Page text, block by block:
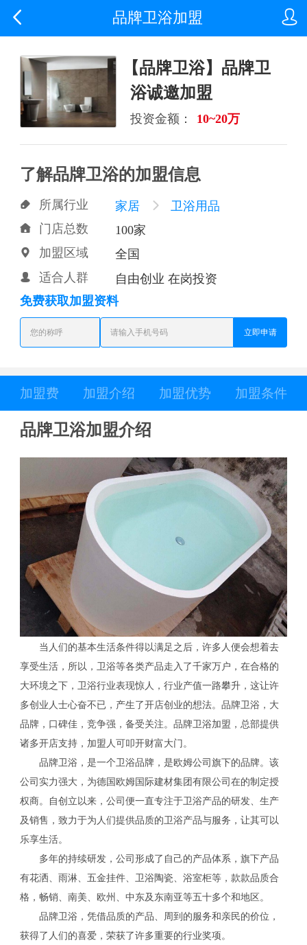

 品牌卫浴加盟
【品牌卫浴】品牌卫
浴诚邀加盟
投资金额： 10~20万
了解品牌卫浴的加盟信息
 所属行业 家居  卫浴用品
 门店总数 100家
 加盟区域 全国
 适合人群
自由创业 在岗投资
免费获取加盟资料
立即申请
加盟费 加盟介绍 加盟优势 加盟条件
品牌卫浴加盟介绍
当人们的基本生活条件得以满足之后，许多人便会想着去
享受生活，所以，卫浴等各类产品走入了千家万户，在合格的
大环境之下，卫浴行业表现惊人，行业产值一路攀升，这让许
多创业人士心奋不已，产生了开店创业的想法。品牌卫浴，大
品牌，口碑佳，竞争强，备受关注。品牌卫浴加盟，总部提供
诸多开店支持，加盟人可叩开财富大门。
品牌卫浴，是一个卫浴品牌，是欧姆公司旗下的品牌。该
公司实力强大，为德国欧姆国际建材集团有限公司在的制定授
权商。自创立以来，公司便一直专注于卫浴产品的研发、生产
及销售，致力于为人们提供品质的卫浴产品与服务，让其可以
乐享生活。
多年的持续研发，公司形成了自己的产品体系，旗下产品
有花洒、雨淋、五金挂件、卫浴陶瓷、浴室柜等，款款品质合
格，畅销、南美、欧州、中东及东南亚等五十多个和地区。
品牌卫浴，凭借品质的产品、周到的服务和亲民的价位，
获得了人们的喜爱，荣获了许多重要的行业奖项。